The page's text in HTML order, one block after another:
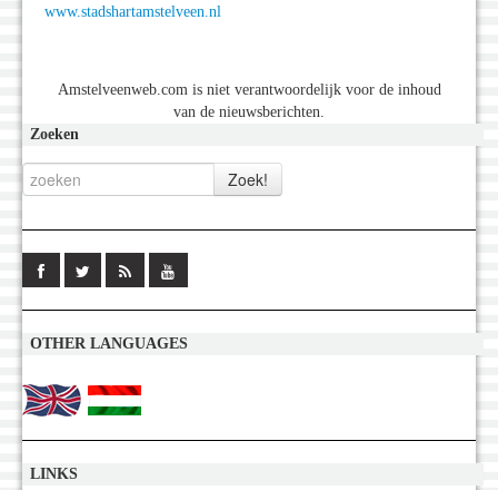
www.stadshartamstelveen.nl
Amstelveenweb.com is niet verantwoordelijk voor de inhoud
van de nieuwsberichten.
Zoeken
OTHER LANGUAGES
LINKS